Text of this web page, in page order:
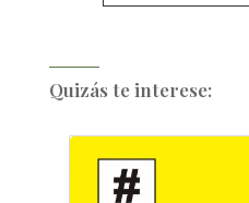
Quizás te interese: